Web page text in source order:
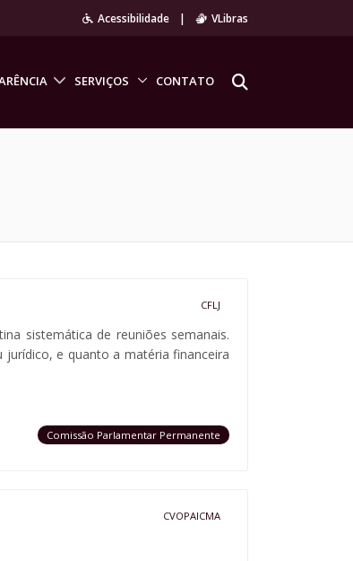
Acessibilidade | VLibras
SERVIÇOS CONTATO
CFLJ
sistemática de reuniões semanais.
e quanto a matéria financeira
Comissão Parlamentar Permanente
CVOPAICMA